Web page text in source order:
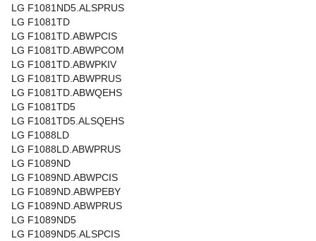
LG F1081ND5.ALSPRUS
LG F1081TD
LG F1081TD.ABWPCIS
LG F1081TD.ABWPCOM
LG F1081TD.ABWPKIV
LG F1081TD.ABWPRUS
LG F1081TD.ABWQEHS
LG F1081TD5
LG F1081TD5.ALSQEHS
LG F1088LD
LG F1088LD.ABWPRUS
LG F1089ND
LG F1089ND.ABWPCIS
LG F1089ND.ABWPEBY
LG F1089ND.ABWPRUS
LG F1089ND5
LG F1089ND5.ALSPCIS